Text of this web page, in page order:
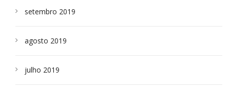
setembro 2019
agosto 2019
julho 2019